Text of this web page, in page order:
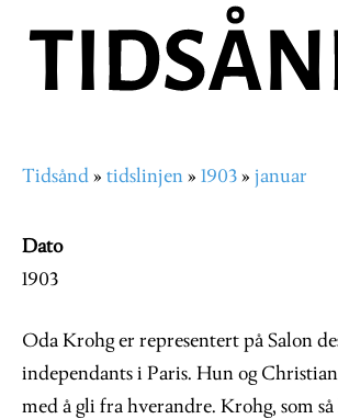
hovedinnhold
Navigasjonssti
Tidsånd tidslinjen 1903 januar
Dato
1903
Oda Krohg er representert på Salon
independants i Paris. Hun og
med å gli fra hverandre. Krohg, som